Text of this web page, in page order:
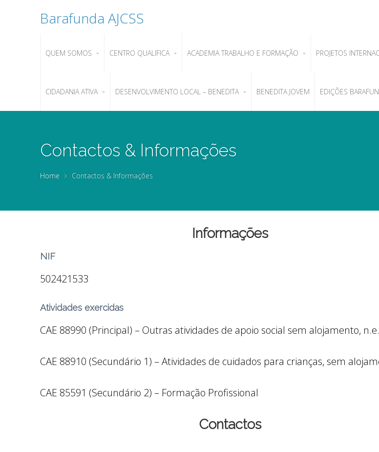
Barafunda AJCSS
QUEM SOMOS CENTRO QUALIFICA ACADEMIA TRABALHO E FORMAÇÃO PROJETOS
CIDADANIA ATIVA DESENVOLVIMENTO LOCAL – BENEDITA BENEDITA JOVEM EDIÇÕES
Contactos & Informações
Home Contactos & Informações
Informações
NIF
502421533
Atividades exercidas
CAE 88990 (Principal) – Outras atividades de apoio social sem alojamento, n.e.
CAE 88910 (Secundário 1) – Atividades de cuidados para crianças, sem
CAE 85591 (Secundário 2) – Formação Profissional
Contactos